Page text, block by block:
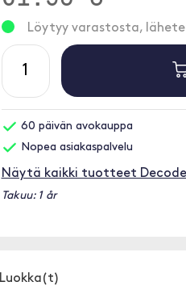
Löytyy varastosta,
60 päivän avokauppa
Nopea asiakaspalvelu
Näytä kaikki tuotteet
Takuu: 1 år
Luokka(t)